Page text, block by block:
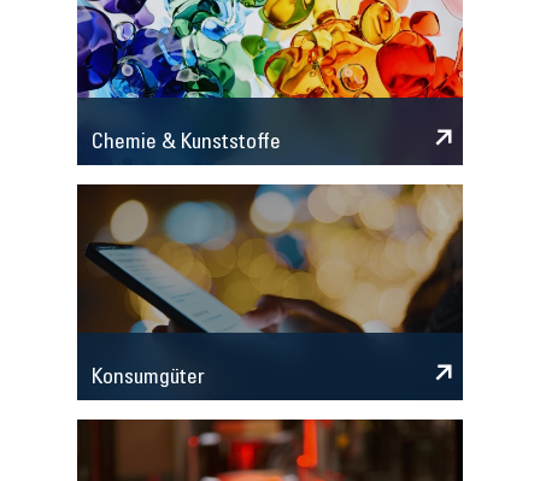
Chemie & Kunststoffe
Konsumgüter